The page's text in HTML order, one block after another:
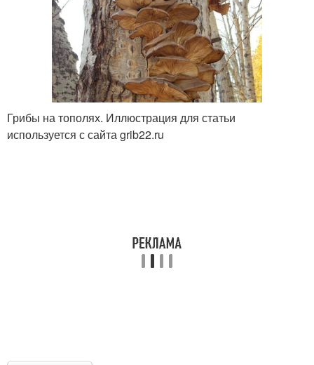
Грибы на тополях. Иллюстрация для статьи
используется с сайта grib22.ru